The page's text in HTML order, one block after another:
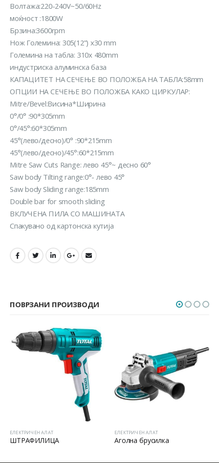
Волтажа:220-240V~50/60Hz
моќност :1800W
Брзина:3600rpm
Нож Големина: 305(12”) х30 mm
Големина на таблa: 310x 480mm
индустриска алуминска база
КАПАЦИТЕТ НА СЕЧЕЊЕ ВО ПОЛОЖБА НА ТАБЛА:58mm
ОПЦИИ НА СЕЧЕЊЕ ВО ПОЛОЖБА КАКО ЦИРКУЛАР:
Mitre/Bevel:Висина*Ширина
0°/0° :90*305mm
0°/45°:60*305mm
45°(лево/десно)/0° :90*215mm
45°(лево/десно)/45°:60*215mm
Mitre Saw Cuts Range: лево 45°~ десно 60°
Saw body Tilting range:0°- лево 45°
Saw body Sliding range:185mm
Double bar for smooth sliding
ВКЛУЧЕНА ПИЛА СО МАШИНАТА
Спакувано од картонска кутија
ПОВРЗАНИ ПРОИЗВОДИ
Аголна брусилка